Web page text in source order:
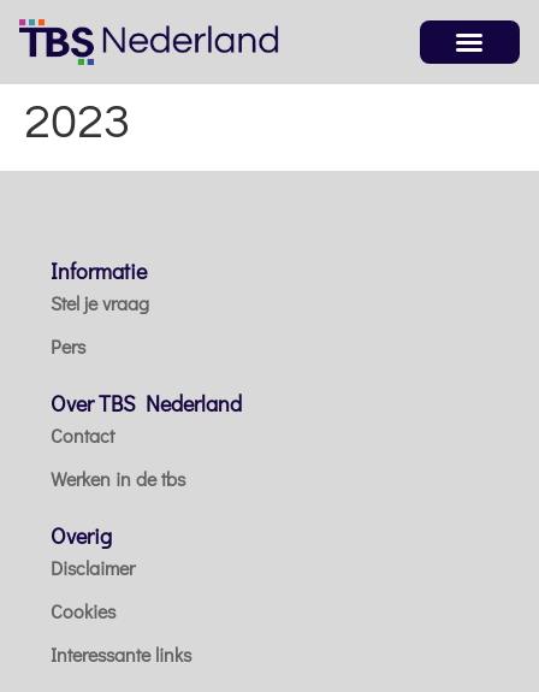
2023
Informatie
Stel je vraag
Pers
Over TBS Nederland
Contact
Werken in de tbs
Overig
Disclaimer
Cookies
Interessante links